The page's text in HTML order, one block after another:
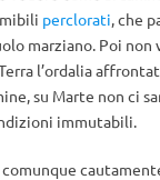
perclorati, che
marziano. Poi non
l’ordalia
su Marte non ci
immutabili.
comunque